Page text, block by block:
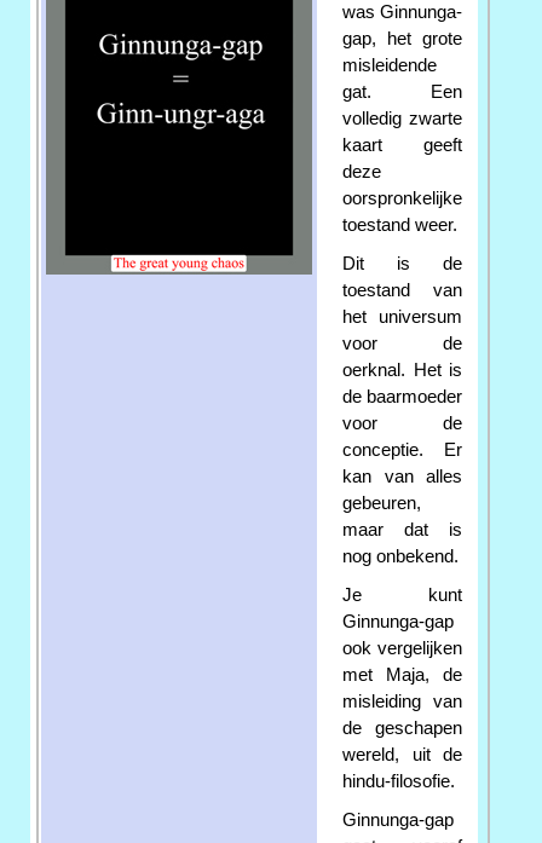
was Ginnunga-
gap, het grote
misleidende
gat. Een
volledig zwarte
kaart geeft
deze
oorspronkelijke
toestand weer.
Dit is de
toestand van
het universum
voor de
oerknal. Het is
de baarmoeder
voor de
conceptie. Er
kan van alles
gebeuren,
maar dat is
nog onbekend.
Je kunt
Ginnunga-gap
ook vergelijken
met Maja, de
misleiding van
de geschapen
wereld, uit de
hindu-filosofie.
Ginnunga-gap